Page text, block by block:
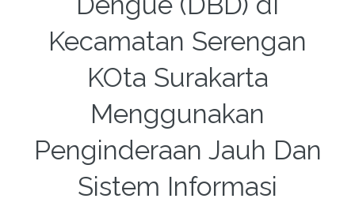
Kecamatan Serengan
KOta Surakarta
Menggunakan
Penginderaan Jauh Dan
Sistem Informasi